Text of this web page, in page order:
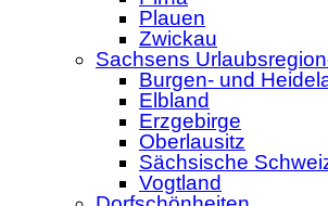
Plauen
Zwickau
Sachsens
Burgen- und
Elbland
Erzgebirge
Oberlausitz
Sächsische
Vogtland